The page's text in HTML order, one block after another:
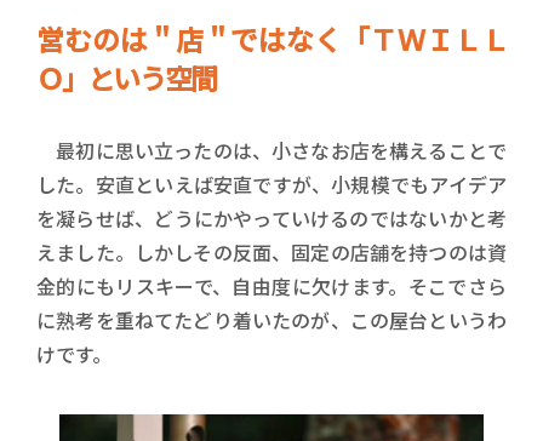
営むのは＂店＂ではなく「ＴＷＩＬＬ
Ｏ」という空間
最初に思い立ったのは、小さなお店を構えることで
した。安直といえば安直ですが、小規模でもアイデア
を凝らせば、どうにかやっていけるのではないかと考
えました。しかしその反面、固定の店舗を持つのは資
金的にもリスキーで、自由度に欠けます。そこでさら
に熟考を重ねてたどり着いたのが、この屋台というわ
けです。